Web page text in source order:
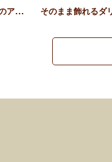
コスモスとローズのアンティ…